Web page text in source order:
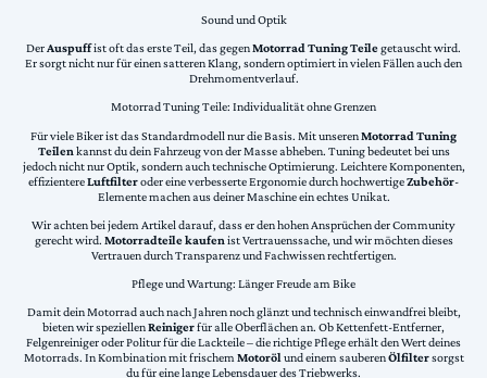
Sound und Optik
DerAuspuffist oft das erste Teil, das gegenMotorrad Tuning Teilegetauscht wird.
Er sorgt nicht nur für einen satteren Klang, sondern optimiert in vielen Fällen auch den
Drehmomentverlauf.
Motorrad Tuning Teile: Individualität ohne Grenzen
Für viele Biker ist das Standardmodell nur die Basis. Mit unserenMotorrad Tuning
Teilen kannst du dein Fahrzeug von der Masse abheben. Tuning bedeutet bei uns
jedoch nicht nur Optik, sondern auch technische Optimierung. Leichtere Komponenten,
effizientereLuftfilteroder eine verbesserte Ergonomie durch hochwertigeZubehör-
Elemente machen aus deiner Maschine ein echtes Unikat.
Wir achten bei jedem Artikel darauf, dass er den hohen Ansprüchen der Community
gerecht wird. Motorradteile kaufen ist Vertrauenssache, und wir möchten dieses
Vertrauen durch Transparenz und Fachwissen rechtfertigen.
Pflege und Wartung: Länger Freude am Bike
Damit dein Motorrad auch nach Jahren noch glänzt und technisch einwandfrei bleibt,
bieten wir speziellenReinigerfür alle Oberflächen an. Ob Kettenfett-Entferner,
Felgenreiniger oder Politur für die Lackteile – die richtige Pflege erhält den Wert deines
Motorrads. In Kombination mit frischemMotorölund einem sauberenÖlfiltersorgst
du für eine lange Lebensdauer des Triebwerks.